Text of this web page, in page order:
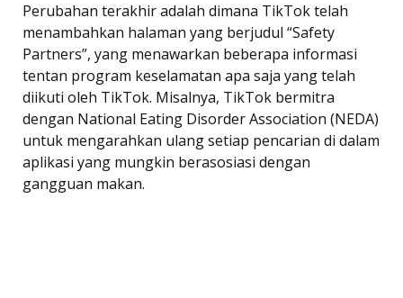
Perubahan terakhir adalah dimana TikTok telah
menambahkan halaman yang berjudul “Safety
Partners”, yang menawarkan beberapa informasi
tentan program keselamatan apa saja yang telah
diikuti oleh TikTok. Misalnya, TikTok bermitra
dengan National Eating Disorder Association (NEDA)
untuk mengarahkan ulang setiap pencarian di dalam
aplikasi yang mungkin berasosiasi dengan
gangguan makan.